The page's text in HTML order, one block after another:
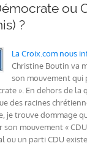
ou
?
La Croix.com nous
Christine Boutin va
son mouvement qui
». En dehors de
des racines
je trouve dommage
mouvement «
ou un parti CDU